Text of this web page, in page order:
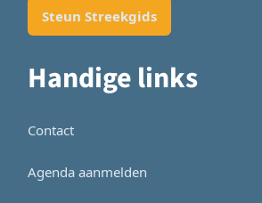
Steun Streekgids
Handige links
Contact
Agenda aanmelden